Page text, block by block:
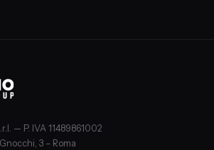
— P. IVA 11489861002
3 – Roma